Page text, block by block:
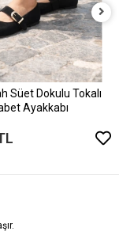
Süet Dokulu Tokalı
Ayakkabı